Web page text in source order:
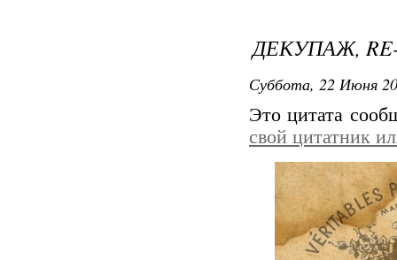
ДЕКУПАЖ, RE-
Суббота, 22 Июня
Это цитата
свой цитатник